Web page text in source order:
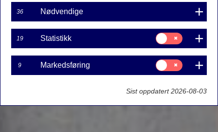
36 Nødvendige
19 Statistikk
Samtykke
til:
Statistikk
9 Markedsføring
Samtykke
til:
Markedsføring
Sist oppdatert 2026-08-03